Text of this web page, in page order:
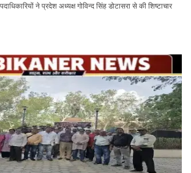
ने प्रदेश अध्यक्ष गोविन्द सिंह डोटासरा से की शिष्टाचार